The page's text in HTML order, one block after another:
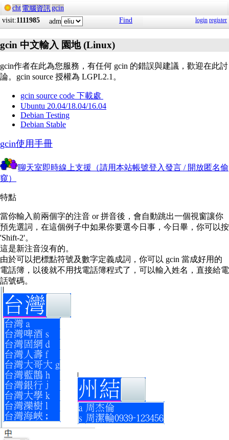
cht 電腦資訊gcin
visit:1111985 adm Find login register
gcin 中文輸入 園地 (Linux)
gcin作者在此為您服務，有任何 gcin 的錯誤與建議，歡迎在此討
論。gcin source 授權為 LGPL2.1。
gcin source code 下載處
Ubuntu 20.04/18.04/16.04
Debian Testing
Debian Stable
gcin使用手冊
聊天室即時線上支援（請用本站帳號登入發言 / 開放匿名偷
窺）
特點
當你輸入前兩個字的注音 or 拼音後，會自動跳出一個視窗讓你
預先選詞，在這個例子中如果你要選今日事，今日畢，你可以按
'Shift-2'。
這是新注音沒有的。
由於可以把標點符號及數字定義成詞，你可以 gcin 當成好用的
電話簿，以後就不用找電話簿程式了，可以輸入姓名，直接給電
話號碼。